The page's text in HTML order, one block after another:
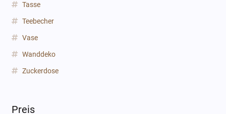
Tasse
Teebecher
Vase
Wanddeko
Zuckerdose
Preis